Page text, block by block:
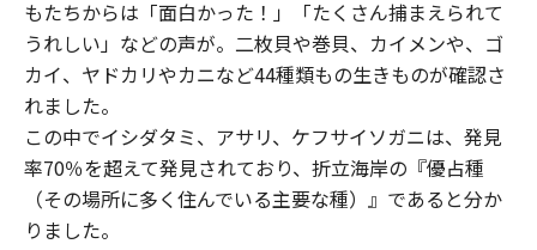
もたちからは「面白かった！」「たくさん捕まえられて
うれしい」などの声が。二枚貝や巻貝、カイメンや、ゴ
カイ、ヤドカリやカニなど44種類もの生きものが確認さ
れました。
この中でイシダタミ、アサリ、ケフサイソガニは、発見
率70％を超えて発見されており、折立海岸の『優占種
（その場所に多く住んでいる主要な種）』であると分か
りました。